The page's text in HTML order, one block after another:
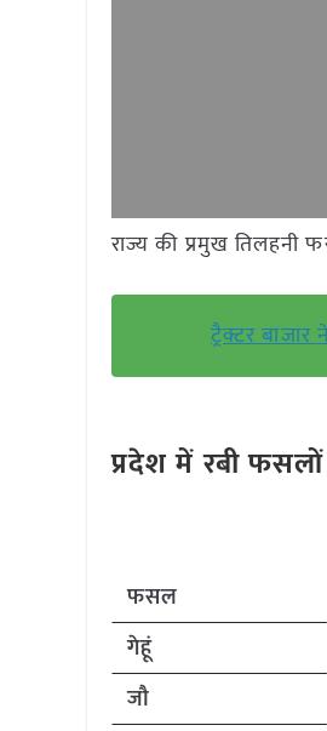
राज्य की प्रमुख तिलहनी
ट्रैक्टर
प्रदेश में रबी
फसल
गेहूं
जौ